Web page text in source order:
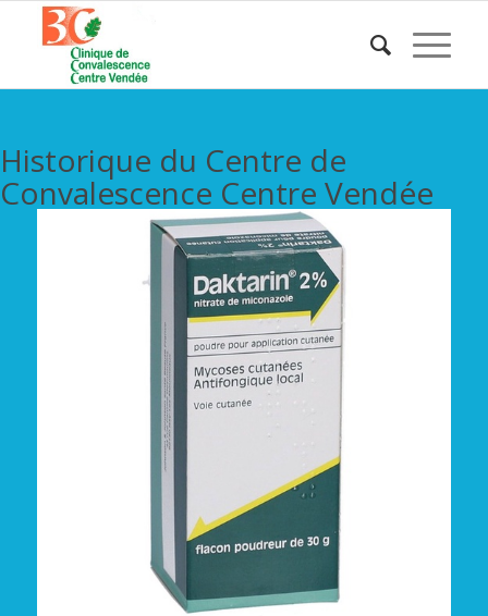
Historique du Centre de
Convalescence Centre Vendée